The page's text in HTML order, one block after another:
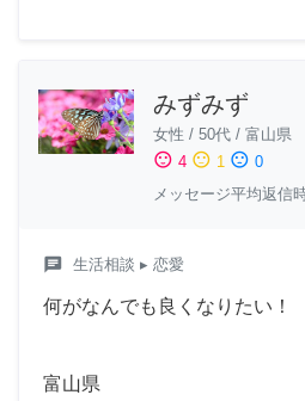
みずみず
女性 / 50代 / 富山県
sentiment_satisfied 4 sentiment_neutral 1 sentiment_dissatisfied 0
メッセージ平均返信
chat 生活相談 ▸ 恋愛
何がなんでも良くなりたい！
富山県